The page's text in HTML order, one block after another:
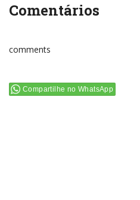
Comentários
comments
Compartilhe no WhatsApp